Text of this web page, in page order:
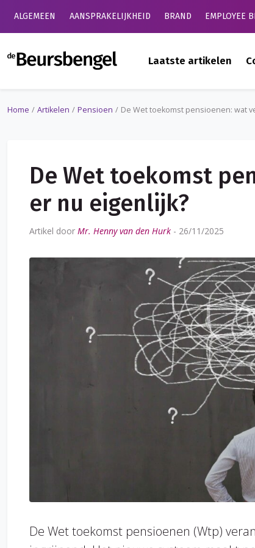
ALGEMEEN AANSPRAKELIJKHEID BRAND EMPLOYEE
de Beursbengel
Laatste artikelen
Home Artikelen Pensioen De Wet toekomst pensioenen: wat
De Wet toekomst
er nu eigenlijk?
Artikel door Mr. Henny van den Hurk - 26/11/2025
De Wet toekomst pensioenen (Wtp)